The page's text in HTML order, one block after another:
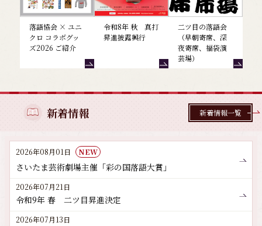
落語協会 × ユニ
クロ コラボグッ
ズ2026 ご紹介
令和8年 秋 真打
昇進披露興行
二ツ目の落語会
（早朝寄席、深
夜寄席、福袋演
芸場）
新着情報
2026年08月01日 NEW
さいたま芸術劇場主催「彩の国落語大賞」
2026年07月21日
令和9年 春 二ツ目昇進決定
2026年07月13日
新着情報一覧